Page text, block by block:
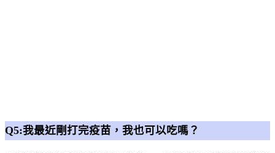
Q5:我最近剛打完疫苗，我也可以吃嗎？